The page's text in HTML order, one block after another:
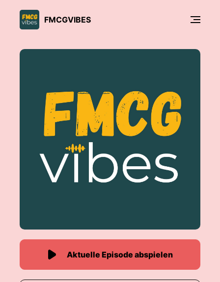
FMCGVIBES
Aktuelle Episode abspielen